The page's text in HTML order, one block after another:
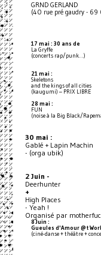
GRND GERLAND
(40 rue pré gaudry - 69
17 mai : 30 ans de
La Gryffe
(concerts rap/punk…)
21 mai :
Skeletons
and the kings of all cities
(kaugumi) – PRIX LIBRE
28 mai :
FUN
(noise à la Big Black/
30 mai :
Gablé + Lapin Machin
- (orga ubik)
2 Juin -
Deerhunter
+
High Places
- Yeah !
Organisé par
8 Juin :
Gueules d'Amour @t
(ciné-danse + théâtre +